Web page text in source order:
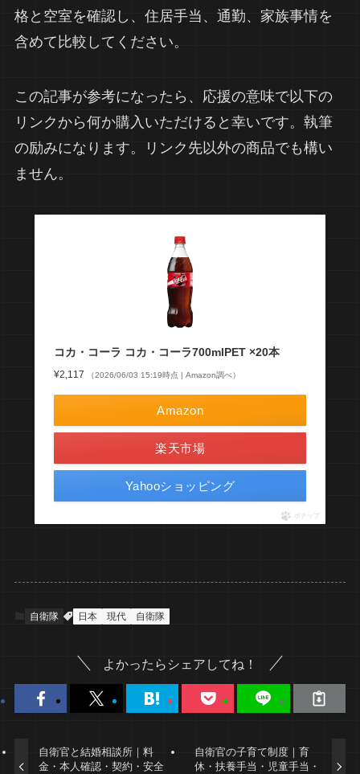
格と空室を確認し、住居手当、通勤、家族事情を
含めて比較してください。
この記事が参考になったら、応援の意味で以下の
リンクから何か購入いただけると幸いです。執筆
の励みになります。リンク先以外の商品でも構い
ません。
コカ・コーラ コカ・コーラ700mlPET ×20本
¥2,117 （2026/06/03 15:19時点 | Amazon調べ）
Amazon
楽天市場
Yahooショッピング
ポチップ
自衛隊 日本 現代 自衛隊
よかったらシェアしてね！
自衛官と結婚相談所｜料
金・本人確認・契約・安全
自衛官の子育て制度｜育
休・扶養手当・児童手当・